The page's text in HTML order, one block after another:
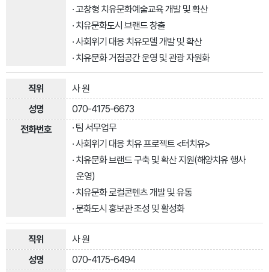
· 고창형 치유문화예술교육 개발 및 확산
· 치유문화도시 브랜드 창출
· 사회위기 대응 치유모델 개발 및 확산
· 치유문화 거점공간 운영 및 관광 자원화
사 원
070-4175-6673
· 팀 서무업무
· 사회위기 대응 치유 프로젝트 <터치유>
· 치유문화 브랜드 구축 및 확산 지원(해양치유 행사
운영)
· 치유문화 로컬콘텐츠 개발 및 유통
· 문화도시 홍보관 조성 및 활성화
사 원
070-4175-6494